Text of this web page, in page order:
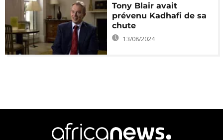
Tony Blair avait
prévenu Kadhafi de sa
chute
13/08/2024